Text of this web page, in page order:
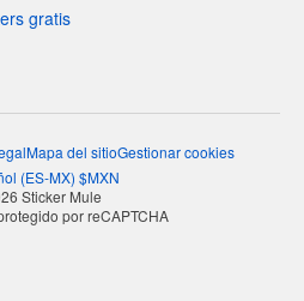
gratis
Mapa del sitioGestionar cookies
(ES-MX) $MXN
Sticker Mule
por reCAPTCHA